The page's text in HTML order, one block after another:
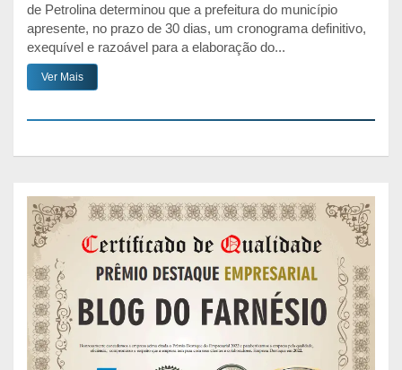
de Petrolina determinou que a prefeitura do município
apresente, no prazo de 30 dias, um cronograma definitivo,
exequível e razoável para a elaboração do...
Ver Mais